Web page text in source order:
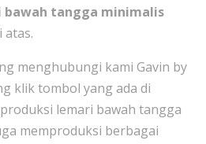
bawah tangga minimalis
atas.
menghubungi kami Gavin by
klik tombol yang ada di
lemari bawah tangga
memproduksi berbagai